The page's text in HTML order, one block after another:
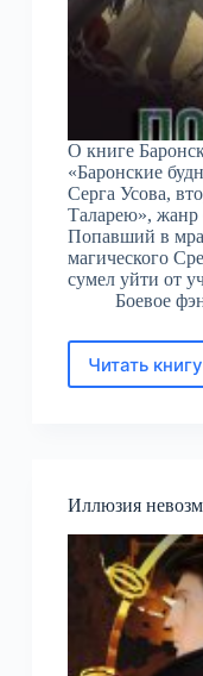
О книге
«Баронские
Серга Усова,
Таларею», жанр
Попавший в
магического
сумел уйти от
Боевое
Читать книгу
Иллюзия